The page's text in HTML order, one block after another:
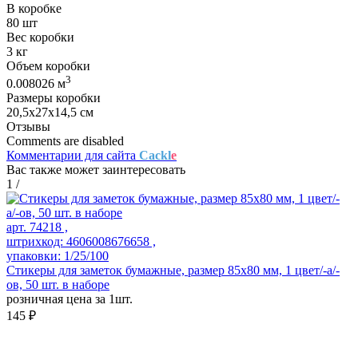
В коробке
80 шт
Вес коробки
3 кг
Объем коробки
0.008026 м3
Размеры коробки
20,5х27х14,5 см
Отзывы
Comments are disabled
Комментарии для сайта Cackle
Вас также может заинтересовать
1 /
арт. 74218 ,
штрихкод: 4606008676658 ,
упаковки: 1/25/100
Стикеры для заметок бумажные, размер 85х80 мм, 1 цвет/-а/-
ов, 50 шт. в наборе
розничная цена за 1шт.
145 ₽